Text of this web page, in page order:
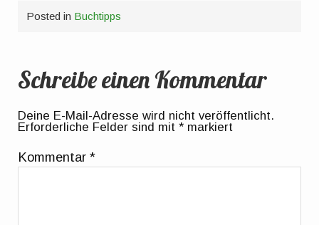
Posted in Buchtipps
Schreibe einen Kommentar
Deine E-Mail-Adresse wird nicht veröffentlicht.
Erforderliche Felder sind mit* markiert
Kommentar*